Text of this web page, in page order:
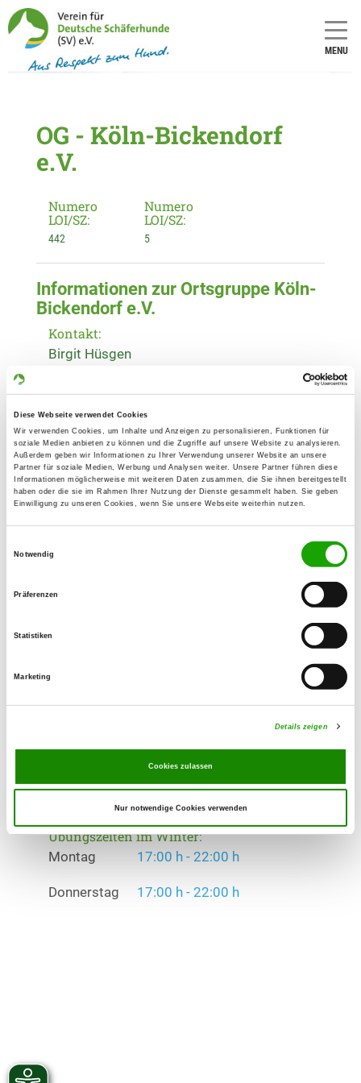
Diese Webseite verwendet Cookies
Wir verwenden Cookies, um Inhalte und Anzeigen zu personalisieren, Funktionen für
soziale Medien anbieten zu können und die Zugriffe auf unsere Website zu analysieren.
Außerdem geben wir Informationen zu Ihrer Verwendung unserer Website an unsere
Partner für soziale Medien, Werbung und Analysen weiter. Unsere Partner führen diese
Informationen möglicherweise mit weiteren Daten zusammen, die Sie ihnen bereitgestellt
haben oder die sie im Rahmen Ihrer Nutzung der Dienste gesammelt haben. Sie geben
Einwilligung zu unseren Cookies, wenn Sie unsere Webseite weiterhin nutzen.
Notwendig
Präferenzen
Statistiken
Marketing
Details zeigen
Cookies zulassen
Nur notwendige Cookies verwenden
MENU
OG - Köln-Bickendorf
e.V.
Numero
LOI/SZ:
442
Numero
LOI/SZ:
5
Informationen zur Ortsgruppe Köln-
Bickendorf e.V.
Kontakt:
Birgit Hüsgen
50354 Hürth
Übungsplatz:
Venloer Str. 965
50829 Köln-Bickendorf
Handy:
0162 8513726
birgit.huesgen@gmx.de
Homepage:
Ringtraining
Übungszeiten im Sommer:
17:00 h - 22:00 h
Donnerstag 17:00 h - 22:00 h
Übungszeiten im Winter:
Montag 17:00 h - 22:00 h
Donnerstag 17:00 h - 22:00 h